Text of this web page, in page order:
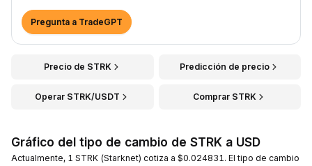
Pregunta a TradeGPT
Precio de STRK Predicción de precio
Operar STRK/USDT Comprar STRK
Gráfico del tipo de cambio de STRK a USD
Actualmente, 1 STRK (Starknet) cotiza a $0.024831. El tipo de cambio